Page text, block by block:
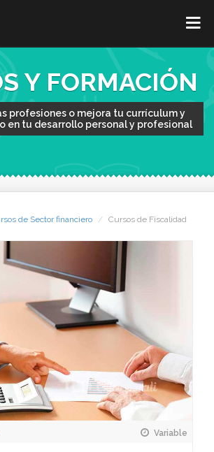
Y FORMACIÓN
profesiones o mejora tu currículum y
en tu desarrollo personal y profesional
de Sector financiero Cursos de Fiscalidad
Variable